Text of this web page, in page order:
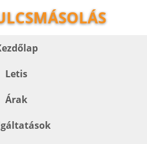
Letis
Árak